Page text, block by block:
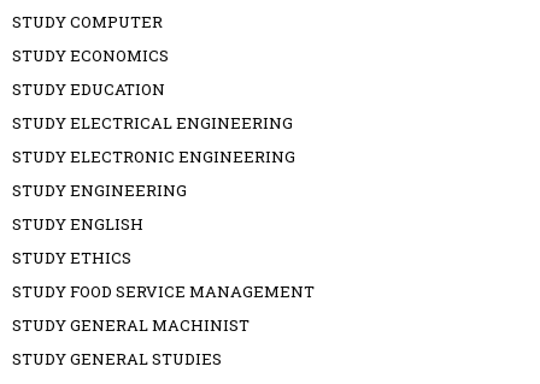
STUDY COMPUTER
STUDY ECONOMICS
STUDY EDUCATION
STUDY ELECTRICAL ENGINEERING
STUDY ELECTRONIC ENGINEERING
STUDY ENGINEERING
STUDY ENGLISH
STUDY ETHICS
STUDY FOOD SERVICE MANAGEMENT
STUDY GENERAL MACHINIST
STUDY GENERAL STUDIES